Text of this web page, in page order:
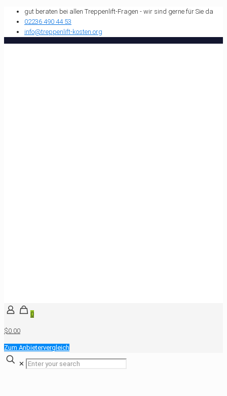
gut beraten bei allen Treppenlift-Fragen - wir sind gerne für Sie da
02236 490 44 53
info@treppenlift-kosten.org
0
$0.00
Zum Anbietervergleich
✕